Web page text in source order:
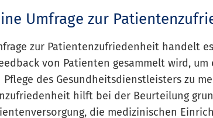
Umfrage zur
zur Patientenzufriedenheit handelt
von Patienten gesammelt wird,
des Gesundheitsdienstleisters zu
hilft bei der Beurteilung
die medizinischen